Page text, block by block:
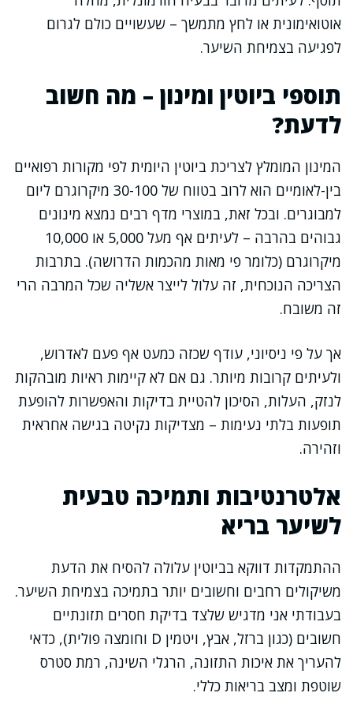
אוטואימונית או לחץ מתמשך – שעשויים כולם לגרום
לפגיעה בצמיחת השיער.
תוספי ביוטין ומינון – מה חשוב
לדעת?
המינון המומלץ לצריכת ביוטין היומית לפי מקורות רפואיים
בין-לאומיים הוא לרוב בטווח של 30-100 מיקרוגרם ליום
למבוגרים. ובכל זאת, במוצרי מדף רבים נמצא מינונים
גבוהים בהרבה – לעיתים אף מעל 5,000 או 10,000
מיקרוגרם (כלומר פי מאות מהכמות הדרושה). בתרבות
הצריכה הנוכחית, זה עלול לייצר אשליה שכל המרבה הרי
זה משובח.
אך על פי ניסיוני, עודף שכזה כמעט אף פעם לאדרוש,
ולעיתים קרובות מיותר. גם אם לא קיימות ראיות מובהקות
לנזק, העלות, הסיכון להטיית בדיקות והאפשרות להופעת
תופעות בלתי נעימות – מצדיקות נקיטה בגישה אחראית
וזהירה.
אלטרנטיבות ותמיכה טבעית
לשיער בריא
ההתמקדות דווקא בביוטין עלולה להסיח את הדעת
משיקולים רחבים וחשובים יותר בתמיכה בצמיחת השיער.
בעבודתי אני מדגיש שלצד בדיקת חסרים תזונתיים
חשובים (כגון ברזל, אבץ, ויטמין D וחומצה פולית), כדאי
להעריך את איכות התזונה, הרגלי השינה, רמת סטרס
שוטפת ומצב בריאות כללי.